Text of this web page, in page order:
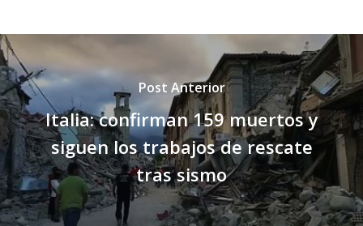
Post Anterior
Italia: confirman 159 muertos y
siguen los trabajos de rescate
tras sismo